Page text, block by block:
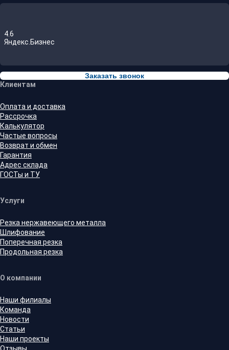
4.6
Яндекс.Бизнес
Заказать звонок
Клиентам
Оплата и доставка
Рассрочка
Калькулятор
Частые вопросы
Возврат и обмен
Гарантия
Адрес склада
ГОСТы и ТУ
Услуги
Резка нержавеющего металла
Шлифование
Поперечная резка
Продольная резка
О компании
Наши филиалы
Команда
Новости
Статьи
Наши проекты